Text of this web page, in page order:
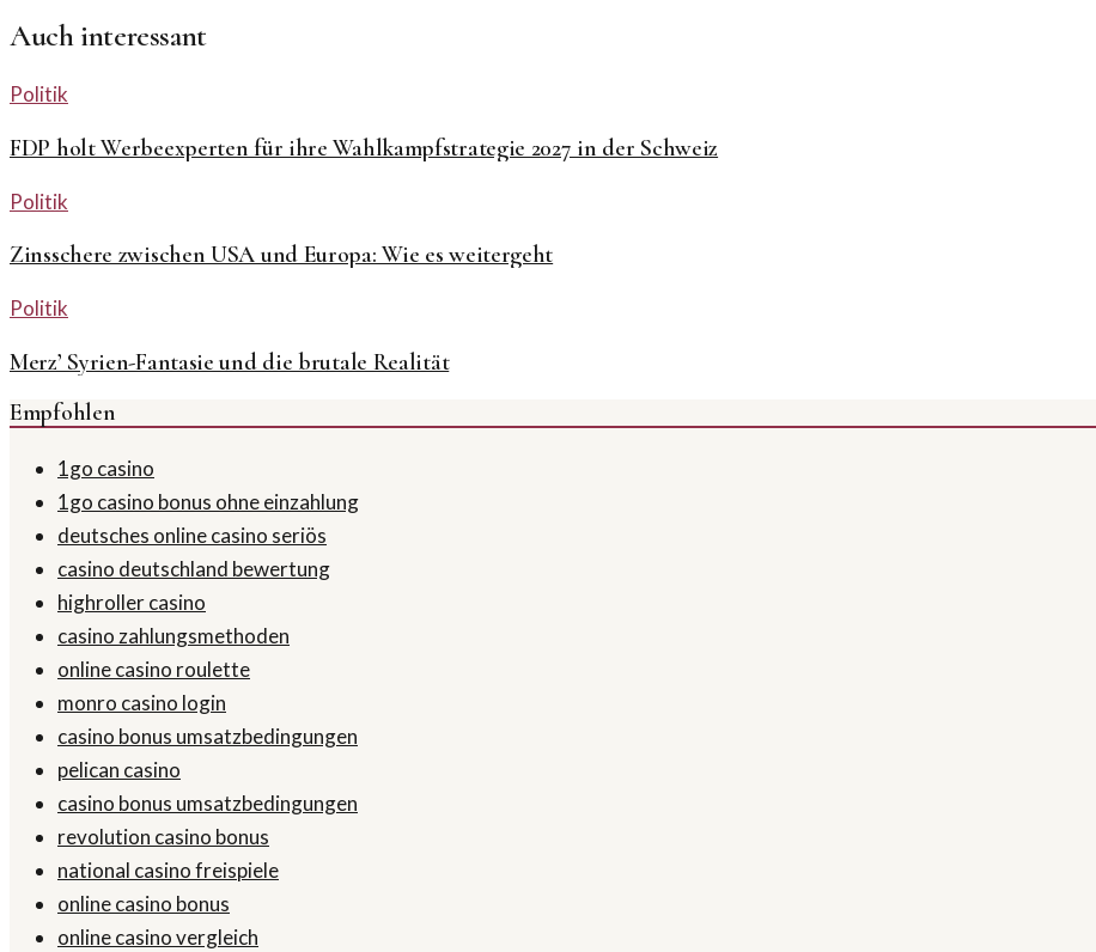
Auch interessant
Politik
FDP holt Werbeexperten für ihre Wahlkampfstrategie 2027 in der Schweiz
Politik
Zinsschere zwischen USA und Europa: Wie es weitergeht
Politik
Merz’ Syrien-Fantasie und die brutale Realität
Empfohlen
1go casino
1go casino bonus ohne einzahlung
deutsches online casino seriös
casino deutschland bewertung
highroller casino
casino zahlungsmethoden
online casino roulette
monro casino login
casino bonus umsatzbedingungen
pelican casino
casino bonus umsatzbedingungen
revolution casino bonus
national casino freispiele
online casino bonus
online casino vergleich